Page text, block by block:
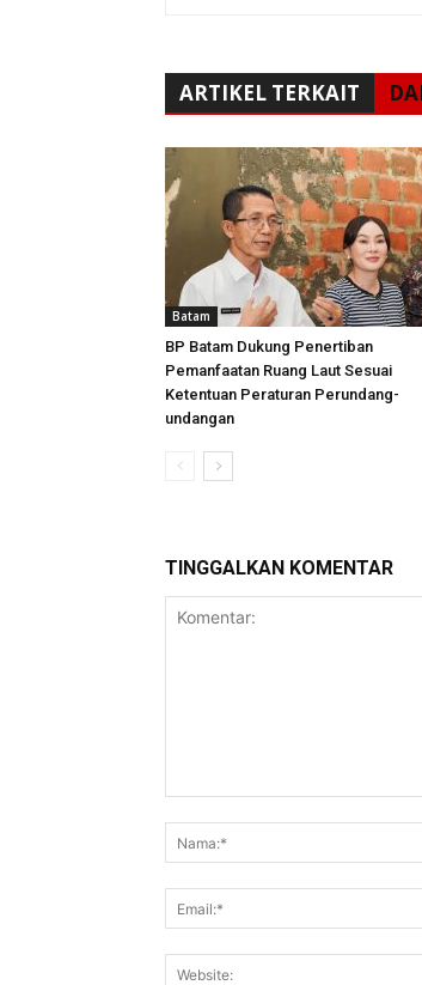
ARTIKEL TERKAIT
Batam
BP Batam Dukung Penertiban
Pemanfaatan Ruang Laut Sesuai
Ketentuan Peraturan Perundang-
undangan
TINGGALKAN KOMENTAR